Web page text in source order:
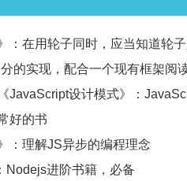
：在用轮子同时，应当知道轮
的实现，配合一个现有框架阅
JavaScript设计模式》：
好的书
：理解JS异步的编程理念
Nodejs进阶书籍，必备